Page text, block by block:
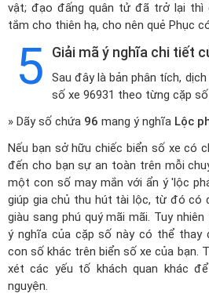
vật; đạo đấng quân tử đã trở lại thì
tắm cho thiên hạ, cho nên quẻ Phục
5 Giải mã ý nghĩa chi tiết
Sau đây là bản phân tích,
số xe 96931 theo từng cặp
» Dãy số chứa 96 mang ý nghĩa Lộc
Nếu bạn sở hữu chiếc biển số xe có
đến cho bạn sự an toàn trên mỗi
một con số may mắn với ẩn ý 'lộc
giúp gia chủ thu hút tài lộc, từ đó có
giàu sang phú quý mãi mãi. Tuy
ý nghĩa của cặp số này có thể thay
con số khác trên biển số xe của bạn.
xét các yếu tố khách quan khác
nguyện.